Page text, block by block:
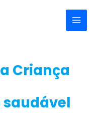
Main
Menu
Criança